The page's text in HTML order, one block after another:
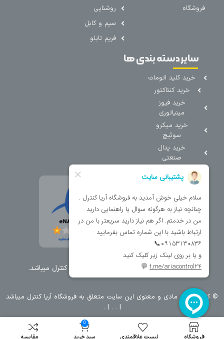
فروشگاه
روشنایی
سیم و کابل
فریم تابلو
سایر دسته بندی ها
خرید کلید اتومات
خرید کنتاکتور
خرید فیوز
مینیاتوری
خرید میکرو
سوئیچ
خرید پدال
صنعتی
تمامی حقوق مطالب و سایت نزد شرکت اریا کنترل میباشد.
فروشگاه لیست علاقمندی
0
سبد خرید مقایسه
© کليه حقوق مادی و معنوی اين سايت متعلق به فروشگاه آریا کنترل ميباشد
|
. .
| .